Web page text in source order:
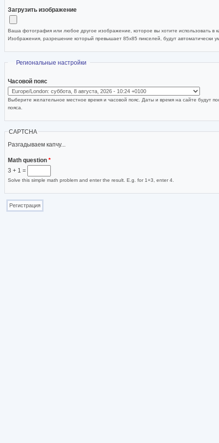
Загрузить изображение
Ваша фотография или любое другое изображение, которое вы хотите использовать в
Изображения, разрешение который превышает 85x85 пикселей, будут автоматически
Скрыть
Региональные настройки
Часовой пояс
Выберите желательное местное время и часовой пояс. Даты и время на сайте будут
пояса.
CAPTCHA
Разгадываем капчу...
Math question *
3 + 1 =
Solve this simple math problem and enter the result. E.g. for 1+3, enter 4.